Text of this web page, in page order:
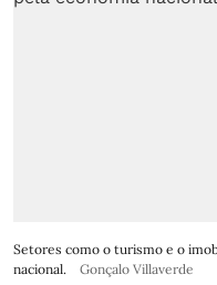
Setores como o turismo e o
nacional.
Gonçalo Villaverde